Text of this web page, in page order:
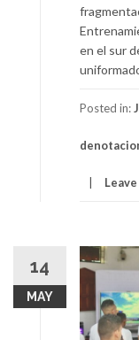
en el sur
Posted in:
14
MAY